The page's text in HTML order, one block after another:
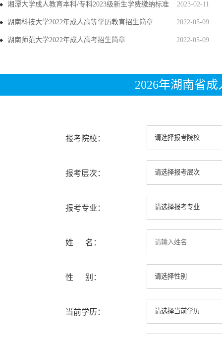
2023-02-11
湘潭大学成人教育本科/专科2023级新生学费缴纳标准
2022-05-09
湖南科技大学2022年成人高等学历教育招生简章
2022-05-09
湖南师范大学2022年成人高考招生简章
2026年湖南省
报考院校：
报考层次：
报考专业：
姓 名：
性 别：
当前学历：